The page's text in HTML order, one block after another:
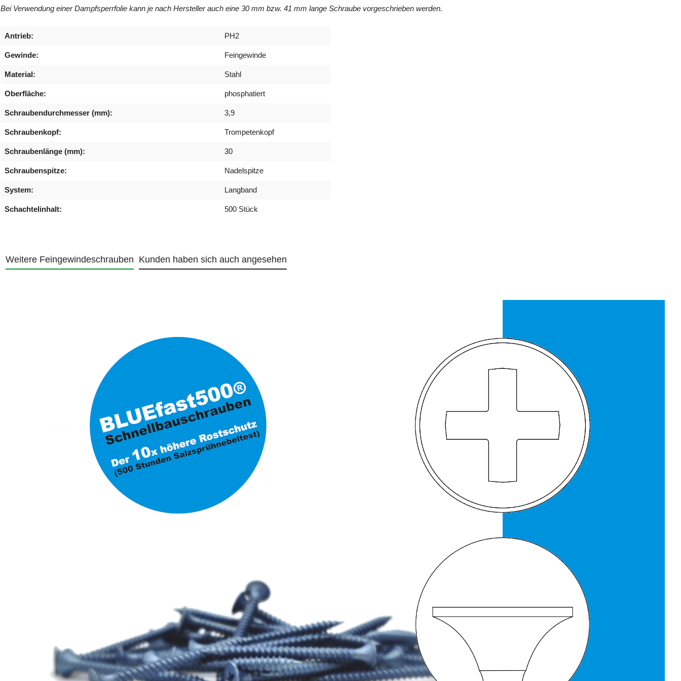
Bei Verwendung einer Dampfsperrfolie kann je nach Hersteller auch eine 30 mm bzw. 41 mm lange Schraube vorgeschrieben werden.
Antrieb: PH2
Gewinde: Feingewinde
Material: Stahl
Oberfläche: phosphatiert
Schraubendurchmesser (mm): 3,9
Schraubenkopf: Trompetenkopf
Schraubenlänge (mm): 30
Schraubenspitze: Nadelspitze
System: Langband
Schachtelinhalt: 500 Stück
Weitere Feingewindeschrauben Kunden haben sich auch angesehen